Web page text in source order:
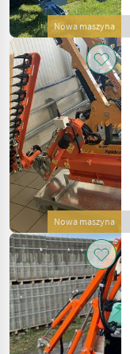
Nowa maszyna
Nowa maszyna